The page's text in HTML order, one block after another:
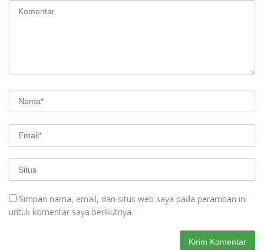
Simpan nama, email, dan situs web saya pada peramban ini
untuk komentar saya berikutnya.